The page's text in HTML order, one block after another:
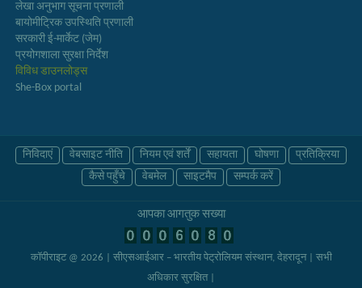
लेखा अनुभाग सूचना प्रणाली
बायोमीट्रिक उपस्थिति प्रणाली
सरकारी ई-मार्केट (जेम)
प्रयोगशाला सुरक्षा निर्देश
विविध डाउनलोड्स
She-Box portal
निविदाएं वेबसाइट नीति नियम एवं शर्तें सहायता घोषणा
प्रतिक्रिया
कैसे पहुँचे
वेबमेल साइटमैप सम्पर्क करें
आपका आगंतुक संख्या
कॉपीराइट @ 2026 | सीएसआईआर – भारतीय पेट्रोलियम संस्थान, देहरादून| सभी
अधिकार सुरक्षित |